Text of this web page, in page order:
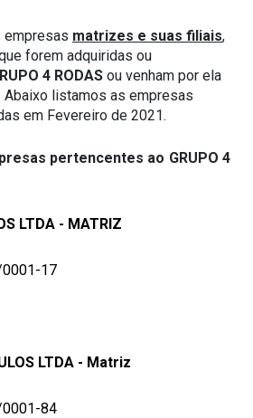
empresas matrizes e suas filiais,
forem adquiridas ou
4 RODAS ou venham por ela
Abaixo listamos as empresas
em Fevereiro de 2021.
pertencentes ao GRUPO 4
LTDA - MATRIZ
0001-17
LTDA - Matriz
0001-84